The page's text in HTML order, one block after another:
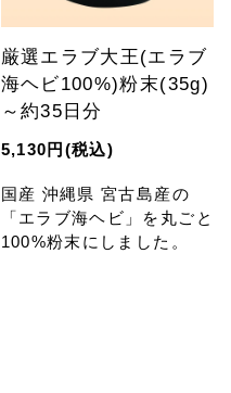
厳選エラブ大王(エラブ
海ヘビ100%)粉末(35g)
～約35日分
5,130円(税込)
国産 沖縄県 宮古島産の
「エラブ海ヘビ」を丸ごと
100%粉末にしました。